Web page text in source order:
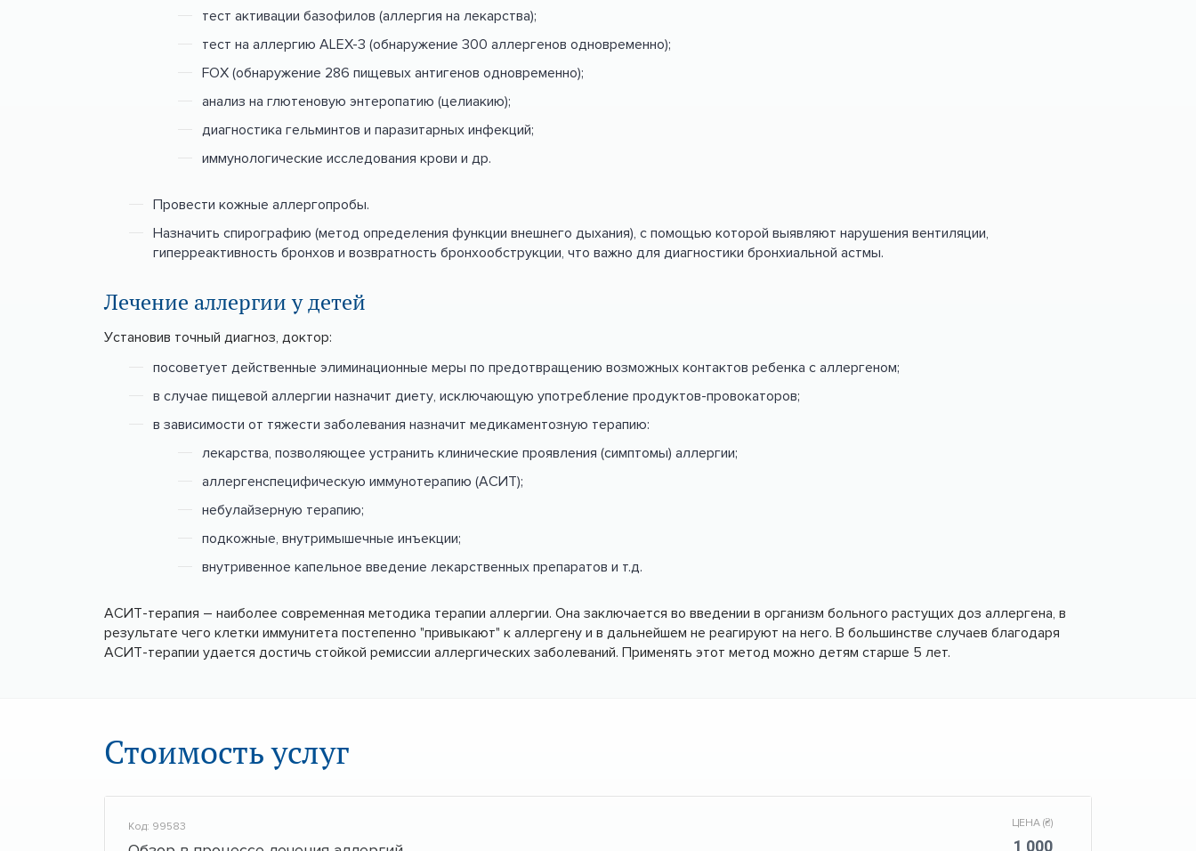
тест активации базофилов (аллергия на лекарства);
тест на аллергию ALEX-3 (обнаружение 300 аллергенов одновременно);
FOX (обнаружение 286 пищевых антигенов одновременно);
анализ на глютеновую энтеропатию (целиакию);
диагностика гельминтов и паразитарных инфекций;
иммунологические исследования крови и др.
Провести кожные аллергопробы.
Назначить спирографию (метод определения функции внешнего дыхания), с помощью которой выявляют нарушения вентиляции,
гиперреактивность бронхов и возвратность бронхообструкции, что важно для диагностики бронхиальной астмы.
Лечение аллергии у детей
Установив точный диагноз, доктор:
посоветует действенные элиминационные меры по предотвращению возможных контактов ребенка с аллергеном;
в случае пищевой аллергии назначит диету, исключающую употребление продуктов-провокаторов;
в зависимости от тяжести заболевания назначит медикаментозную терапию:
лекарства, позволяющее устранить клинические проявления (симптомы) аллергии;
аллергенспецифическую иммунотерапию (АСИТ);
небулайзерную терапию;
подкожные, внутримышечные инъекции;
внутривенное капельное введение лекарственных препаратов и т.д.
АСИТ-терапия – наиболее современная методика терапии аллергии. Она заключается во введении в организм больного растущих доз аллергена, в
результате чего клетки иммунитета постепенно "привыкают" к аллергену и в дальнейшем не реагируют на него. В большинстве случаев благодаря
АСИТ-терапии удается достичь стойкой ремиссии аллергических заболеваний. Применять этот метод можно детям старше 5 лет.
Стоимость услуг
Код: 99583 ЦЕНА (₴)
1 000